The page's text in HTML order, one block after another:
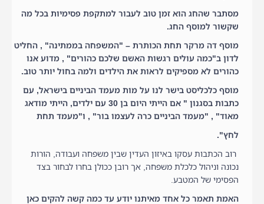
מסתבר שהחג הוא זמן טוב לעבור למתקפת פסימיות בכל מה
שקשור למוסף החג.
מוסף דה מרקר תחת הכותרת – "המשפחה בממתינה" , החליט
לדון ב"כמה עולים רגשות האשם שלכם כהורים" , מדוע אנו
כהורים לא מספיקים לראות את הילדים ולמה בחול יותר טוב.
מוסף כלכליסט בישר לנו על מות מעמד הביניים בישראל, עם
כתבות בסגנון " אם הייתי היום בן 30 עם ילדים, הייתי מודאג
מאוד" , "מעמד הביניים כרה לעצמו בור" , ו"מעמד תחת
לחץ".
רוב הכתבות עסקו באיזון העדין שבין משפחה ועבודה, הורות
נכונה וניהול כלכלת משפחה, אך רובן ככולן בחרו לבחור בצד
הפסימי של המטבע.
האמת תאמר כל אחד מאיתנו יודע עד כמה קשה להקים כאן